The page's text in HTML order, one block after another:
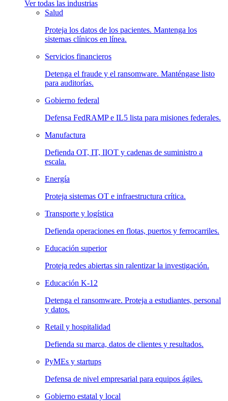
Ver todas las industrias
Salud
Proteja los datos de los pacientes. Mantenga los
sistemas clínicos en línea.
Servicios financieros
Detenga el fraude y el ransomware. Manténgase listo
para auditorías.
Gobierno federal
Defensa FedRAMP e IL5 lista para misiones federales.
Manufactura
Defienda OT, IT, IIOT y cadenas de suministro a
escala.
Energía
Proteja sistemas OT e infraestructura crítica.
Transporte y logística
Defienda operaciones en flotas, puertos y ferrocarriles.
Educación superior
Proteja redes abiertas sin ralentizar la investigación.
Educación K-12
Detenga el ransomware. Proteja a estudiantes, personal
y datos.
Retail y hospitalidad
Defienda su marca, datos de clientes y resultados.
PyMEs y startups
Defensa de nivel empresarial para equipos ágiles.
Gobierno estatal y local